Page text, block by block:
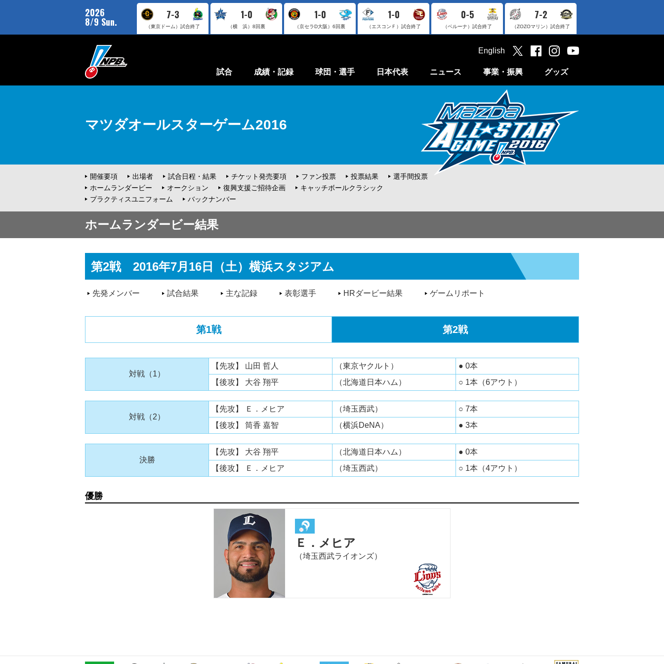
2026
8/9 Sun.
7-3
（東京ドーム） 試合終了
1-0
（横 浜） 8回裏
1-0
（京セラD大阪） 6回裏
1-0
（エスコンＦ） 試合終了
0-5
（ベルーナ） 試合終了
7-2
（ZOZOマリン） 試合終了
試合 成績・記録 球団・選手 日本代表 ニュース 事業・振興 グッズ
English
マツダオールスターゲーム2016
開催要項 出場者 試合日程・結果 チケット発売要項 ファン投票 投票結果
選手間投票
ホームランダービー
オークション 復興支援ご招待企画
キャッチボールクラシック
プラクティスユニフォーム
バックナンバー
ホームランダービー結果
第2戦 2016年7月16日（土）横浜スタジアム
先発メンバー 試合結果 主な記録 表彰選手 HRダービー結果 ゲームリポート
第1戦 第2戦
対戦（1）
【先攻】 山田 哲人 （東京ヤクルト）
● 0本
【後攻】 大谷 翔平
（北海道日本ハム） ○ 1本（6アウト）
対戦（2）
【先攻】 Ｅ．メヒア （埼玉西武）
○ 7本
【後攻】 筒香 嘉智
（横浜DeNA） ● 3本
決勝
【先攻】 大谷 翔平 （北海道日本ハム）
● 0本
【後攻】 Ｅ．メヒア
（埼玉西武） ○ 1本（4アウト）
優勝
Ｅ．メヒア
（埼玉西武ライオンズ）